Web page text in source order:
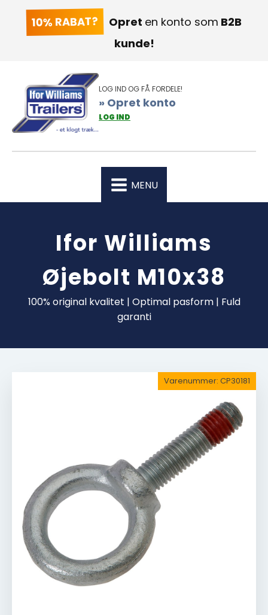
10% RABAT? Opret en konto som B2B
kunde!
LOG IND OG FÅ FORDELE!
» Opret konto
LOG IND
MENU
Ifor Williams
Øjebolt M10x38
100% original kvalitet | Optimal pasform | Fuld
garanti
Varenummer: CP30181